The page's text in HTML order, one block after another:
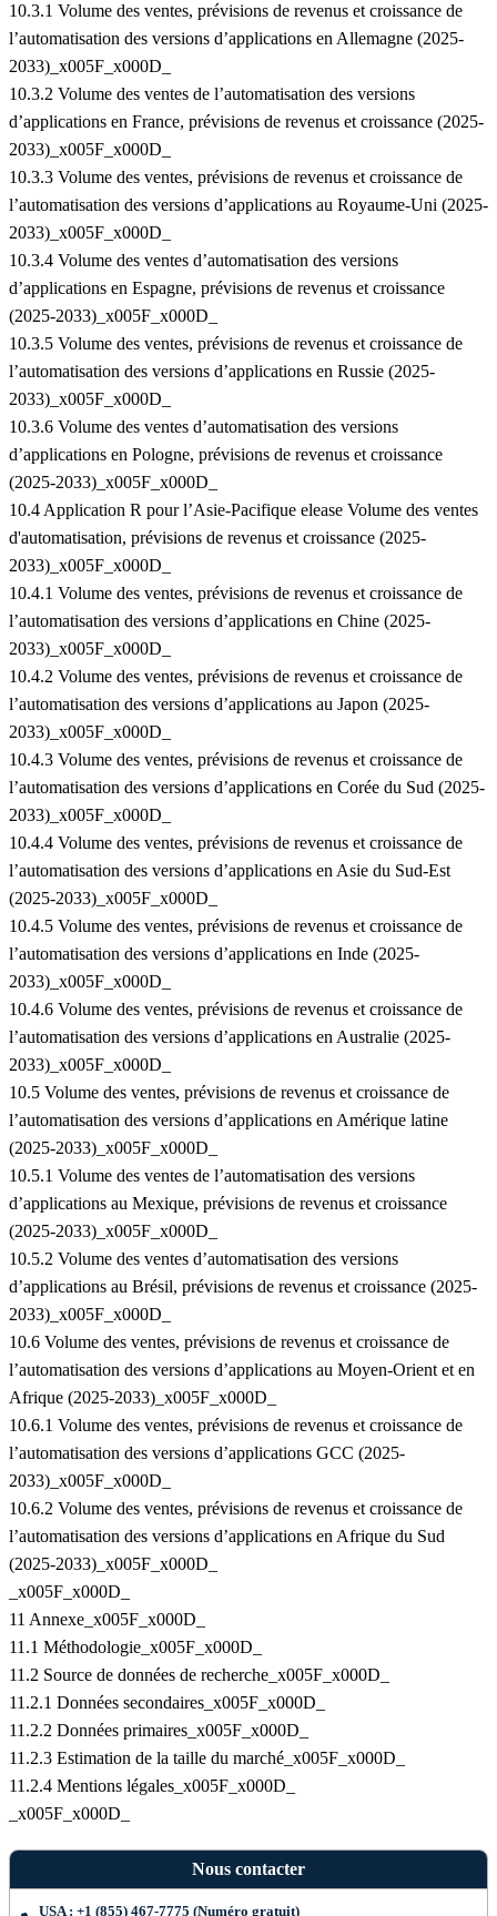
10.3.1 Volume des ventes, prévisions de revenus et croissance de
l’automatisation des versions d’applications en Allemagne (2025-
2033)_x005F_x000D_
10.3.2 Volume des ventes de l’automatisation des versions
d’applications en France, prévisions de revenus et croissance (2025-
2033)_x005F_x000D_
10.3.3 Volume des ventes, prévisions de revenus et croissance de
l’automatisation des versions d’applications au Royaume-Uni (2025-
2033)_x005F_x000D_
10.3.4 Volume des ventes d’automatisation des versions
d’applications en Espagne, prévisions de revenus et croissance
(2025-2033)_x005F_x000D_
10.3.5 Volume des ventes, prévisions de revenus et croissance de
l’automatisation des versions d’applications en Russie (2025-
2033)_x005F_x000D_
10.3.6 Volume des ventes d’automatisation des versions
d’applications en Pologne, prévisions de revenus et croissance
(2025-2033)_x005F_x000D_
10.4 Application R pour l’Asie-Pacifique elease Volume des ventes
d'automatisation, prévisions de revenus et croissance (2025-
2033)_x005F_x000D_
10.4.1 Volume des ventes, prévisions de revenus et croissance de
l’automatisation des versions d’applications en Chine (2025-
2033)_x005F_x000D_
10.4.2 Volume des ventes, prévisions de revenus et croissance de
l’automatisation des versions d’applications au Japon (2025-
2033)_x005F_x000D_
10.4.3 Volume des ventes, prévisions de revenus et croissance de
l’automatisation des versions d’applications en Corée du Sud (2025-
2033)_x005F_x000D_
10.4.4 Volume des ventes, prévisions de revenus et croissance de
l’automatisation des versions d’applications en Asie du Sud-Est
(2025-2033)_x005F_x000D_
10.4.5 Volume des ventes, prévisions de revenus et croissance de
l’automatisation des versions d’applications en Inde (2025-
2033)_x005F_x000D_
10.4.6 Volume des ventes, prévisions de revenus et croissance de
l’automatisation des versions d’applications en Australie (2025-
2033)_x005F_x000D_
10.5 Volume des ventes, prévisions de revenus et croissance de
l’automatisation des versions d’applications en Amérique latine
(2025-2033)_x005F_x000D_
10.5.1 Volume des ventes de l’automatisation des versions
d’applications au Mexique, prévisions de revenus et croissance
(2025-2033)_x005F_x000D_
10.5.2 Volume des ventes d’automatisation des versions
d’applications au Brésil, prévisions de revenus et croissance (2025-
2033)_x005F_x000D_
10.6 Volume des ventes, prévisions de revenus et croissance de
l’automatisation des versions d’applications au Moyen-Orient et en
Afrique (2025-2033)_x005F_x000D_
10.6.1 Volume des ventes, prévisions de revenus et croissance de
l’automatisation des versions d’applications GCC (2025-
2033)_x005F_x000D_
10.6.2 Volume des ventes, prévisions de revenus et croissance de
l’automatisation des versions d’applications en Afrique du Sud
(2025-2033)_x005F_x000D_
_x005F_x000D_
11 Annexe_x005F_x000D_
11.1 Méthodologie_x005F_x000D_
11.2 Source de données de recherche_x005F_x000D_
11.2.1 Données secondaires_x005F_x000D_
11.2.2 Données primaires_x005F_x000D_
11.2.3 Estimation de la taille du marché_x005F_x000D_
11.2.4 Mentions légales_x005F_x000D_
_x005F_x000D_
Nous contacter
USA : +1 (855) 467-7775 (Numéro gratuit)